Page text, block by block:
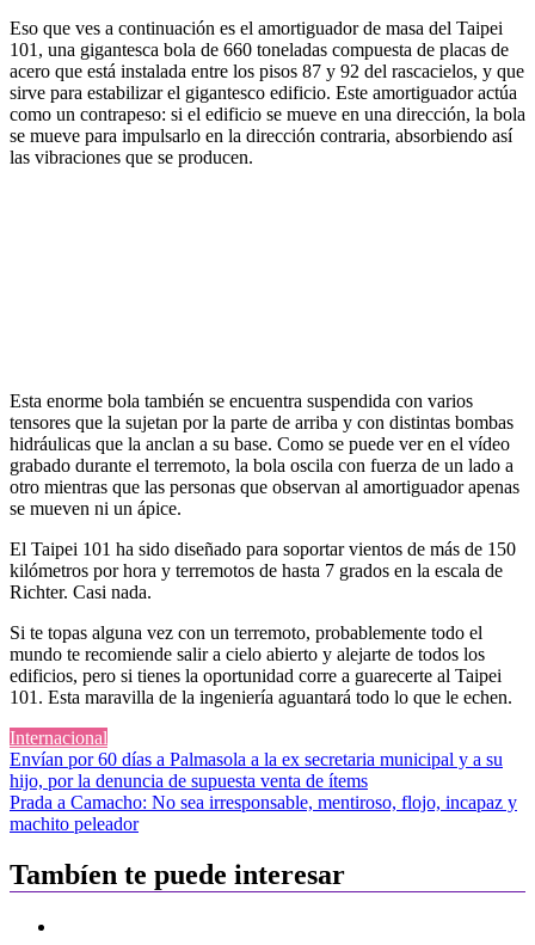
Eso que ves a continuación es el amortiguador de masa del Taipei
101, una gigantesca bola de 660 toneladas compuesta de placas de
acero que está instalada entre los pisos 87 y 92 del rascacielos, y que
sirve para estabilizar el gigantesco edificio. Este amortiguador actúa
como un contrapeso: si el edificio se mueve en una dirección, la bola
se mueve para impulsarlo en la dirección contraria, absorbiendo así
las vibraciones que se producen.
Esta enorme bola también se encuentra suspendida con varios
tensores que la sujetan por la parte de arriba y con distintas bombas
hidráulicas que la anclan a su base. Como se puede ver en el vídeo
grabado durante el terremoto, la bola oscila con fuerza de un lado a
otro mientras que las personas que observan al amortiguador apenas
se mueven ni un ápice.
El Taipei 101 ha sido diseñado para soportar vientos de más de 150
kilómetros por hora y terremotos de hasta 7 grados en la escala de
Richter. Casi nada.
Si te topas alguna vez con un terremoto, probablemente todo el
mundo te recomiende salir a cielo abierto y alejarte de todos los
edificios, pero si tienes la oportunidad corre a guarecerte al Taipei
101. Esta maravilla de la ingeniería aguantará todo lo que le echen.
Internacional
Navegación
de
entradas
Envían por 60 días a Palmasola a la ex secretaria municipal y a su
hijo, por la denuncia de supuesta venta de ítems
Prada a Camacho: No sea irresponsable, mentiroso, flojo, incapaz y
machito peleador
Tambíen te puede interesar